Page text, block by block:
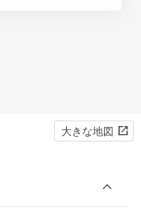
大きな地図